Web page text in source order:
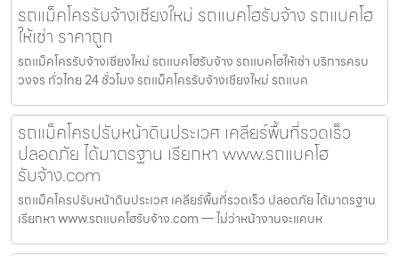
รถแม็คโครรับจ้างเชียงใหม่ รถแบคโฮรับจ้าง รถแบคโฮ
ให้เช่า ราคาถูก
รถแม็คโครรับจ้างเชียงใหม่ รถแบคโฮรับจ้าง รถแบคโฮให้เช่า บริการครบ
วงจร ทั่วไทย 24 ชั่วโมง รถแม็คโครรับจ้างเชียงใหม่ รถแบค
รถแม็คโครปรับหน้าดินประเวศ เคลียร์พื้นที่รวดเร็ว
ปลอดภัย ได้มาตรฐาน เรียกหา www.รถแบคโฮ
รับจ้าง.com
รถแม็คโครปรับหน้าดินประเวศ เคลียร์พื้นที่รวดเร็ว ปลอดภัย ได้มาตรฐาน
เรียกหา www.รถแบคโฮรับจ้าง.com — ไม่ว่าหน้างานจะแคบห